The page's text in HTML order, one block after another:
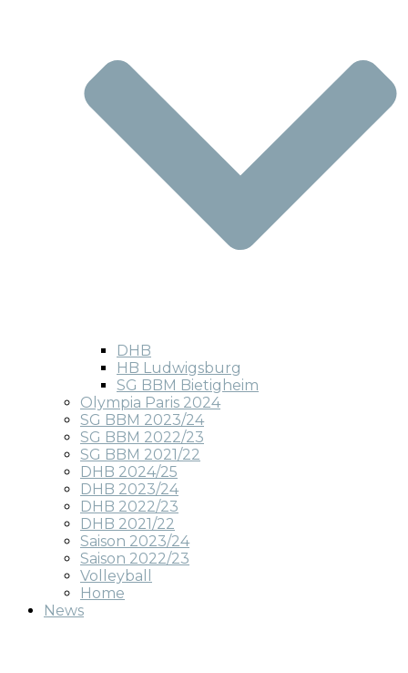
DHB
HB Ludwigsburg
SG BBM Bietigheim
Olympia Paris 2024
SG BBM 2023/24
SG BBM 2022/23
SG BBM 2021/22
DHB 2024/25
DHB 2023/24
DHB 2022/23
DHB 2021/22
Saison 2023/24
Saison 2022/23
Volleyball
Home
News